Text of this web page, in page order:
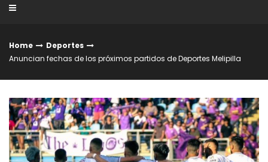
Home
Deportes
Anuncian fechas de los próximos partidos de Deportes Melipilla